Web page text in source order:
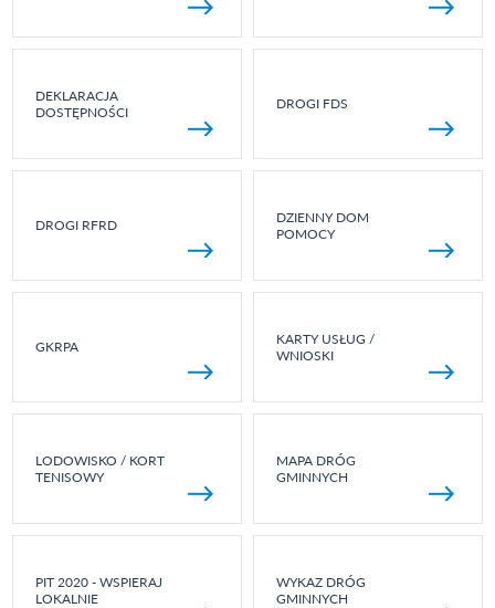
DEKLARACJA
DOSTĘPNOŚCI
DROGI FDS
DROGI RFRD
DZIENNY DOM
POMOCY
GKRPA
KARTY USŁUG /
WNIOSKI
LODOWISKO / KORT
TENISOWY
MAPA DRÓG
GMINNYCH
PIT 2020 - WSPIERAJ
LOKALNIE
WYKAZ DRÓG
GMINNYCH